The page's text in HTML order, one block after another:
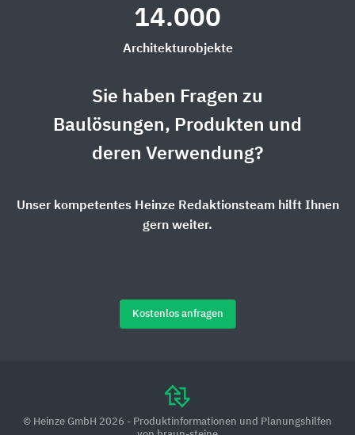
14.000
Architekturobjekte
Sie haben Fragen zu
Baulösungen, Produkten und
deren Verwendung?
Unser kompetentes Heinze Redaktionsteam hilft Ihnen
gern weiter.
Kostenlos anfragen
© Heinze GmbH 2026 - Produktinformationen und Planungshilfen